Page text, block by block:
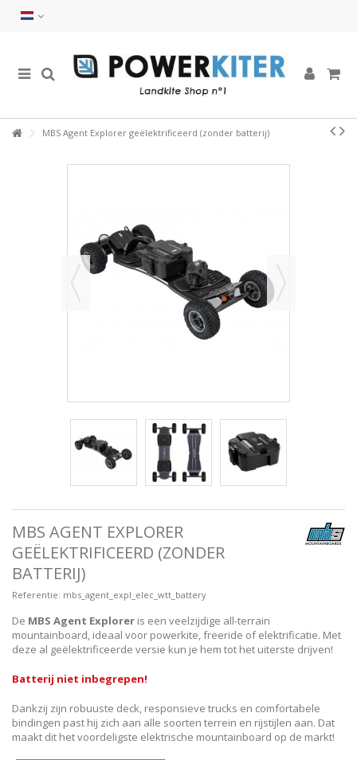
MBS Agent Explorer geëlektrificeerd (zonder batterij)
MBS AGENT EXPLORER
GEËLEKTRIFICEERD (ZONDER
BATTERIJ)
Referentie: mbs_agent_expl_elec_wtt_battery
De MBS Agent Explorer is een veelzijdige all-terrain
mountainboard, ideaal voor powerkite, freeride of elektrificatie. Met
deze al geëlektrificeerde versie kun je hem tot het uiterste drijven!
Batterij niet inbegrepen!
Dankzij zijn robuuste deck, responsieve trucks en comfortabele
bindingen past hij zich aan alle soorten terrein en rijstijlen aan. Dat
maakt dit het voordeligste elektrische mountainboard op de markt!